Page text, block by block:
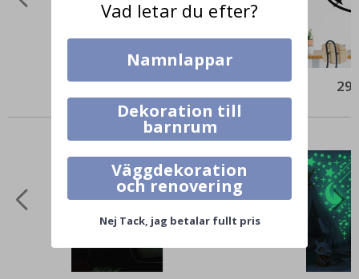
349,00 Kr
Liknande Produkter
Vad letar du efter?
Namnlappar
Dekoration till
barnrum
Väggdekoration
och renovering
Nej Tack, jag betalar fullt pris